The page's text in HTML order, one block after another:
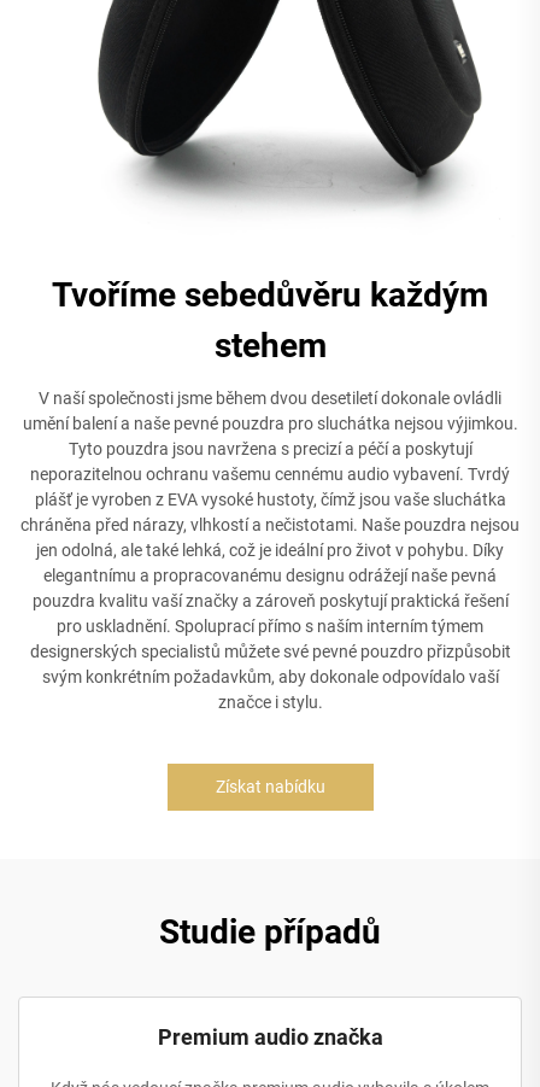
Tvoříme sebedůvěru každým
stehem
V naší společnosti jsme během dvou desetiletí dokonale ovládli
umění balení a naše pevné pouzdra pro sluchátka nejsou výjimkou.
Tyto pouzdra jsou navržena s precizí a péčí a poskytují
neporazitelnou ochranu vašemu cennému audio vybavení. Tvrdý
plášť je vyroben z EVA vysoké hustoty, čímž jsou vaše sluchátka
chráněna před nárazy, vlhkostí a nečistotami. Naše pouzdra nejsou
jen odolná, ale také lehká, což je ideální pro život v pohybu. Díky
elegantnímu a propracovanému designu odrážejí naše pevná
pouzdra kvalitu vaší značky a zároveň poskytují praktická řešení
pro uskladnění. Spoluprací přímo s naším interním týmem
designerských specialistů můžete své pevné pouzdro přizpůsobit
svým konkrétním požadavkům, aby dokonale odpovídalo vaší
značce i stylu.
Získat nabídku
Studie případů
Premium audio značka